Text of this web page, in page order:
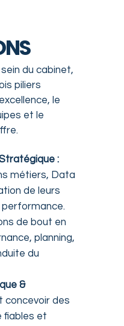
du cabinet,
piliers
le
et le
:
métiers, Data
de leurs
performance.
de bout en
planning,
du
&
concevoir des
fiables et